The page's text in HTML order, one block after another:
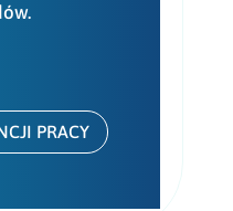
PRACY